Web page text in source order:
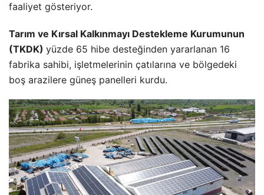
faaliyet gösteriyor.
Tarım ve Kırsal Kalkınmayı Destekleme Kurumunun
(TKDK) yüzde 65 hibe desteğinden yararlanan 16
fabrika sahibi, işletmelerinin çatılarına ve bölgedeki
boş arazilere güneş panelleri kurdu.